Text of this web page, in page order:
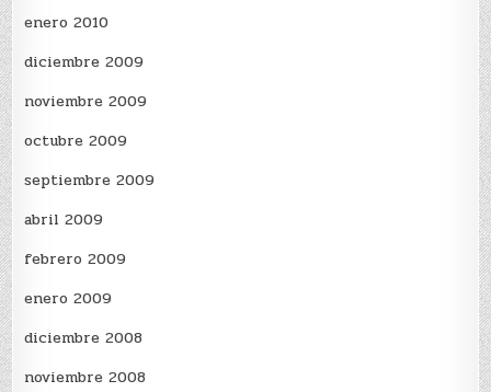
enero 2010
diciembre 2009
noviembre 2009
octubre 2009
septiembre 2009
abril 2009
febrero 2009
enero 2009
diciembre 2008
noviembre 2008